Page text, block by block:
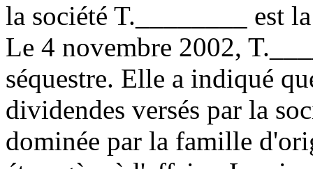
la société T.________ est
Le 4 novembre 2002,
séquestre. Elle a indiqué
dividendes versés par la
dominée par la famille